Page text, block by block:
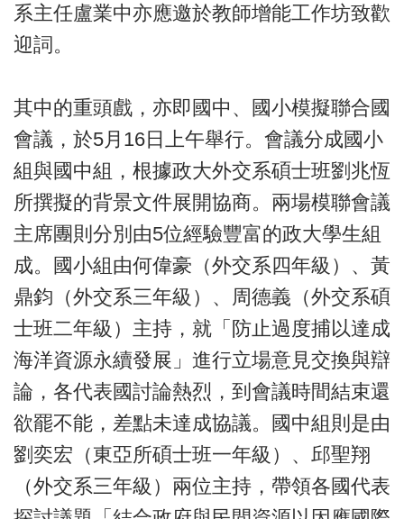
系主任盧業中亦應邀於教師增能工作坊致歡
迎詞。
其中的重頭戲，亦即國中、國小模擬聯合國
會議，於5月16日上午舉行。會議分成國小
組與國中組，根據政大外交系碩士班劉兆恆
所撰擬的背景文件展開協商。兩場模聯會議
主席團則分別由5位經驗豐富的政大學生組
成。國小組由何偉豪（外交系四年級）、黃
鼎鈞（外交系三年級）、周德義（外交系碩
士班二年級）主持，就「防止過度捕以達成
海洋資源永續發展」進行立場意見交換與辯
論，各代表國討論熱烈，到會議時間結束還
欲罷不能，差點未達成協議。國中組則是由
劉奕宏（東亞所碩士班一年級）、邱聖翔
（外交系三年級）兩位主持，帶領各國代表